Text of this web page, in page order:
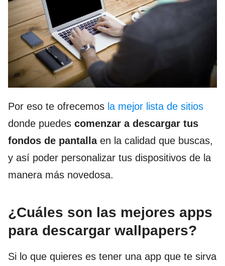
Por eso te ofrecemos la mejor lista de sitios
donde puedes comenzar a descargar tus
fondos de pantallaen la calidad que buscas,
y así poder personalizar tus dispositivos de la
manera más novedosa.
¿Cuáles son las mejores apps
para descargar wallpapers?
Si lo que quieres es tener una app que te sirva